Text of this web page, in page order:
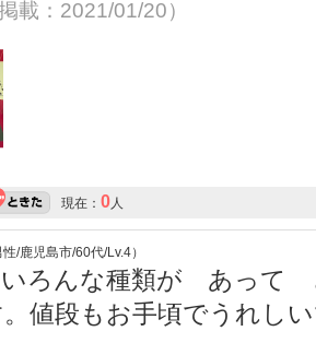
載：2021/01/20）
現在： 0人
/鹿児島市/60代/Lv.4）
ろんな種類が あって
値段もお手頃でうれし